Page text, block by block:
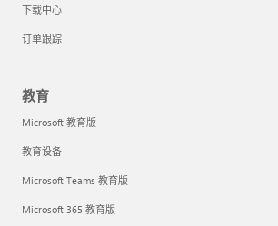
下载中心
订单跟踪
教育
Microsoft 教育版
教育设备
Microsoft Teams 教育版
Microsoft 365 教育版